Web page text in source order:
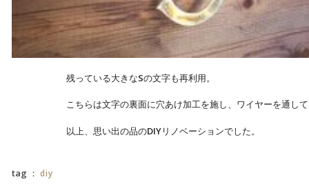
残っている大きなSの文字も再利用。
こちらは文字の裏面に穴あけ加工を施し、ワイヤーを通し
以上、思い出の品のDIYリノベーションでした。
tag ： diy